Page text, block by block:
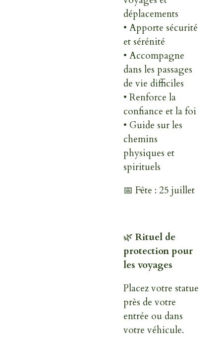
déplacements
• Apporte sécurité
et sérénité
• Accompagne
dans les passages
de vie difficiles
• Renforce la
confiance et la foi
• Guide sur les
chemins
physiques et
spirituels
📅 Fête : 25 juillet
🌿 Rituel de
protection pour
les voyages
Placez votre statue
près de votre
entrée ou dans
votre véhicule.